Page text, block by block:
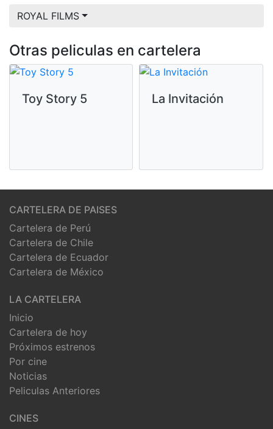
ROYAL FILMS
Otras peliculas en cartelera
Toy Story 5 La Invitación
CARTELERA DE PAISES
Cartelera de Perú
Cartelera de Chile
Cartelera de Ecuador
Cartelera de México
LA CARTELERA
Inicio
Cartelera de hoy
Próximos estrenos
Por cine
Noticias
Peliculas Anteriores
CINES